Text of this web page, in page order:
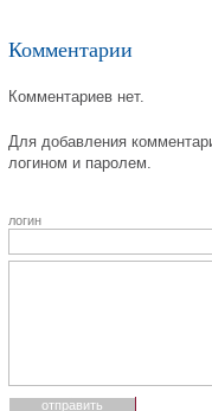
Комментарии
Комментариев нет.
Для добавления
логином и паролем.
логин